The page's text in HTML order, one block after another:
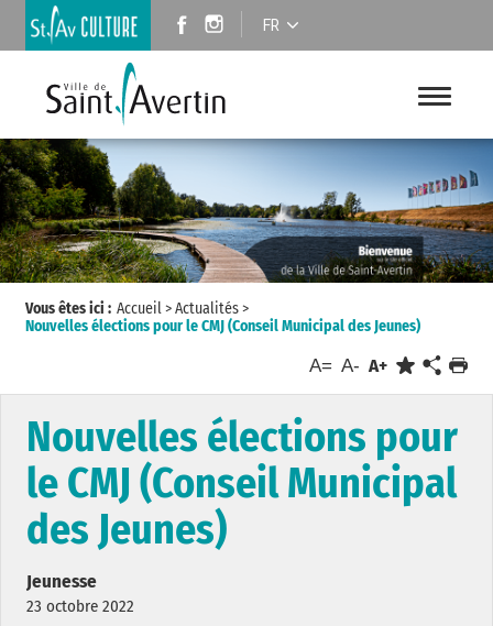
FR
Vous êtes ici : Accueil>Actualités>
Nouvelles élections pour le CMJ (Conseil Municipal des Jeunes)
A= A- A+
Nouvelles élections pour
le CMJ (Conseil Municipal
des Jeunes)
Jeunesse
23 octobre 2022